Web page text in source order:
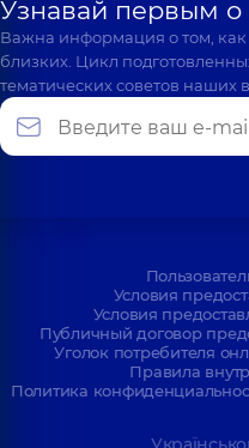
Узнавай первым о
Важна информация о том, как
близких. Цикл
тематических советов наших
Условия
Условия
Публичный договор
Уголок потребителя
Правила
Политика